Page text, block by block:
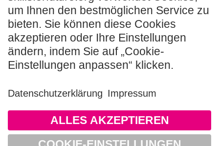
JETZT MITMACHEN
Impressum und Nutzungshinweis
AGB
Datenschutz
Sitemap